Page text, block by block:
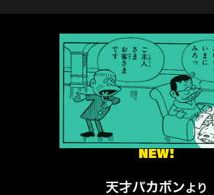
NEW!
天才バカボンより